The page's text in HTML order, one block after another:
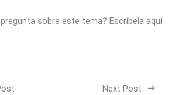
sobre este tema? Escríbela aquí
Next Post